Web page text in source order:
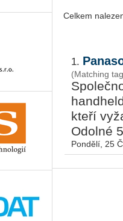
Celkem
1.
(Matching
kteří
Odolné
Pondělí, 25